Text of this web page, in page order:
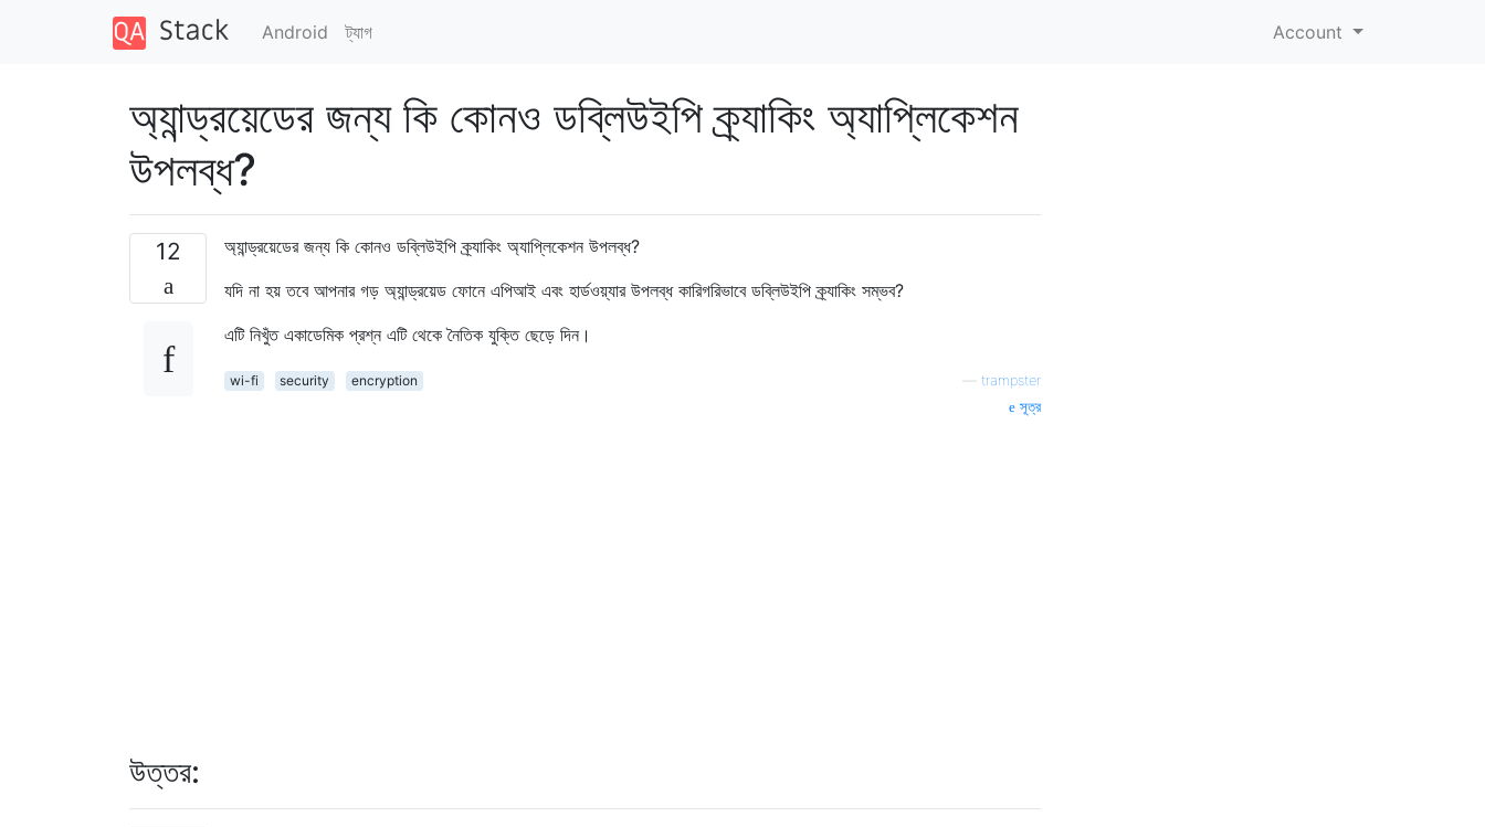
Android ট্যাগ Account
অ্যান্ড্রয়েডের জন্য কি কোনও ডব্লিউইপি ক্র্যাকিং অ্যাপ্লিকেশন
উপলব্ধ?
12
অ্যান্ড্রয়েডের জন্য কি কোনও ডব্লিউইপি ক্র্যাকিং অ্যাপ্লিকেশন উপলব্ধ?
যদি না হয় তবে আপনার গড় অ্যান্ড্রয়েড ফোনে এপিআই এবং হার্ডওয়্যার উপলব্ধ কারিগরিভাবে ডব্লিউইপি ক্র্যাকিং সম্ভব?
এটি নিখুঁত একাডেমিক প্রশ্ন এটি থেকে নৈতিক যুক্তি ছেড়ে দিন।
wi-fi security encryption
trampster
সূত্র
উত্তর: